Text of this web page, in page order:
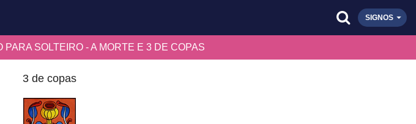
SIGNOS
SOLTEIRO - A MORTE E 3 DE COPAS
3 de copas